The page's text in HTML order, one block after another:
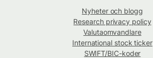
Nyheter och blogg
Research privacy policy
Valutaomvandlare
International stock ticker
SWIFT/BIC-koder